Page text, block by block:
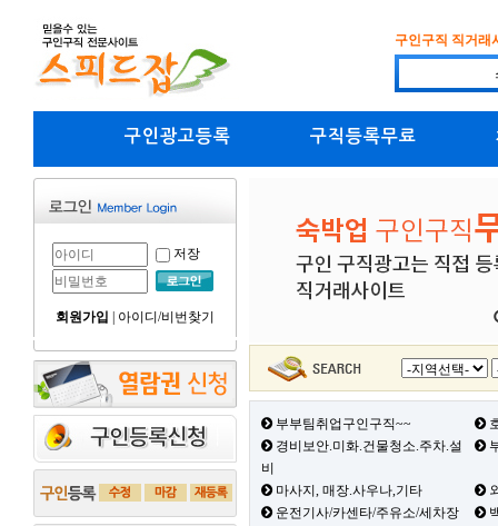
구인구직 직거래
구인광고등록 구직등록무료
저장
회원가입 아이디/비번찾기
부부팀취업구인구직~~
경비보안.미화.건물청소.주차.설
비
마사지, 매장.사우나,기타
운전기사/카센타/주유소/세차장